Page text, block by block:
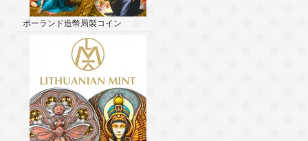
ポーランド造幣局製コイン